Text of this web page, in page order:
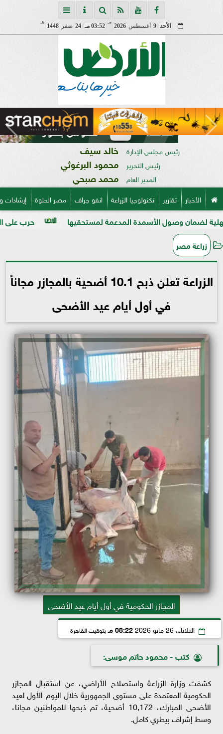
الأحد 9 أغسطس2026
مـ
03:52 مـ 24 صفر1448
هـ
رئيس مجلس الإدارة خالد سيف
رئيس التحرير محمود البرغوثي
المدير العام محمد صبحي
الأخبار تقارير تكنولوجيا الزراعة انفو جراف مصر الحلوة
حرب على السوق وصول الأسمدة المدعمة لمستحقيها
زراعة مصر
الزراعة تعلن ذبح 10.1 أضحية بالمجازر مجاناً
في أول أيام عيد الأضحى
المجازر الحكومية في أول أيام عيد الأضحى
الثلاثاء، 26 مايو 2026 08:22 مـ بتوقيت القاهرة
كتب - محمود حاتم موسى:
كشفت وزارة الزراعة واستصلاح الأراضي، عن استقبال المجازر
الحكومية المعتمدة على مستوى الجمهورية خلال اليوم الأول لعيد
الأضحى المبارك، 10,172 أضحية، تم ذبحها للمواطنين مجانا،
وسط إشراف بيطري كامل.